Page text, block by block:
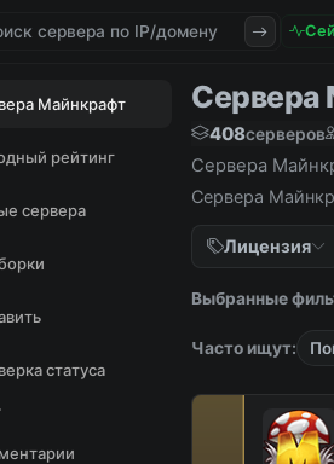
Майнкрафт
рейтинг
сервера
статуса
Сервера
408серверов
Сервера
Сервера
Лицензия
Выбранные
Часто ищут: